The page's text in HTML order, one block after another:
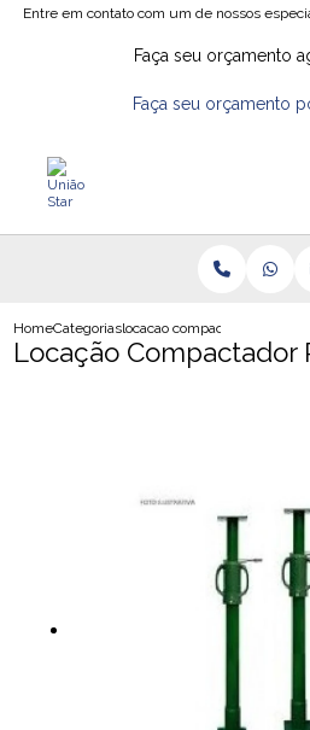
Entre em contato com um de nossos
Faça seu orçamento
Faça seu orçamento
HomeCategoriaslocacao compactador preco
Locação Compactador